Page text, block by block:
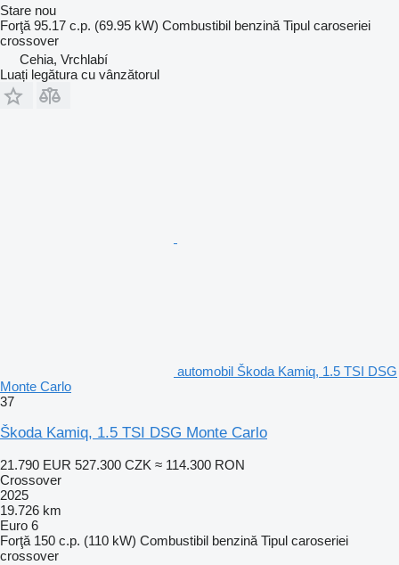
Stare nou
Forţă 95.17 c.p. (69.95 kW) Combustibil benzină Tipul caroseriei
crossover
Cehia, Vrchlabí
Luați legătura cu vânzătorul
automobil Škoda Kamiq, 1.5 TSI DSG
Monte Carlo
37
Škoda Kamiq, 1.5 TSI DSG Monte Carlo
21.790 EUR 527.300 CZK ≈ 114.300 RON
Crossover
2025
19.726 km
Euro 6
Forţă 150 c.p. (110 kW) Combustibil benzină Tipul caroseriei
crossover